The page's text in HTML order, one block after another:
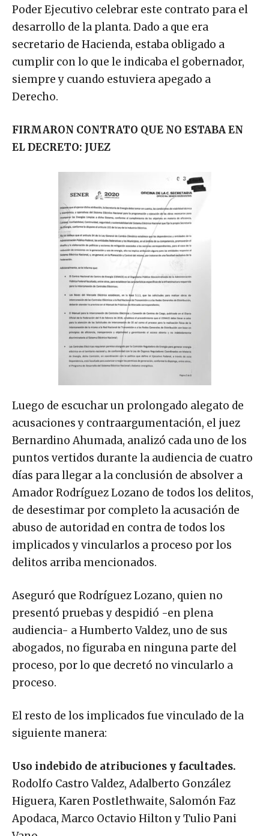
Poder Ejecutivo celebrar este contrato para el
desarrollo de la planta. Dado a que era
secretario de Hacienda, estaba obligado a
cumplir con lo que le indicaba el gobernador,
siempre y cuando estuviera apegado a
Derecho.
FIRMARON CONTRATO QUE NO ESTABA EN
EL DECRETO: JUEZ
Luego de escuchar un prolongado alegato de
acusaciones y contraargumentación, el juez
Bernardino Ahumada, analizó cada uno de los
puntos vertidos durante la audiencia de cuatro
días para llegar a la conclusión de absolver a
Amador Rodríguez Lozano de todos los delitos,
de desestimar por completo la acusación de
abuso de autoridad en contra de todos los
implicados y vincularlos a proceso por los
delitos arriba mencionados.
Aseguró que Rodríguez Lozano, quien no
presentó pruebas y despidió -en plena
audiencia- a Humberto Valdez, uno de sus
abogados, no figuraba en ninguna parte del
proceso, por lo que decretó no vincularlo a
proceso.
El resto de los implicados fue vinculado de la
siguiente manera:
Uso indebido de atribuciones y facultades.
Rodolfo Castro Valdez, Adalberto González
Higuera, Karen Postlethwaite, Salomón Faz
Apodaca, Marco Octavio Hilton y Tulio Pani